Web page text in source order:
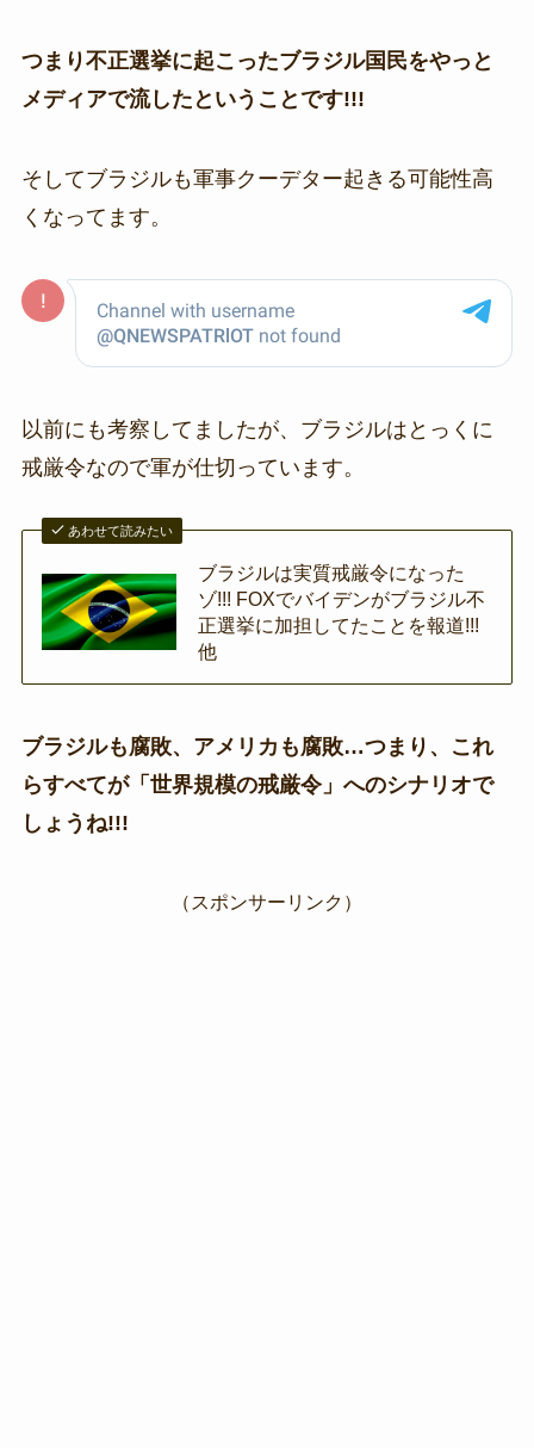
つまり不正選挙に起こったブラジル国民をやっと
メディアで流したということです!!!
そしてブラジルも軍事クーデター起きる可能性高
くなってます。
以前にも考察してましたが、ブラジルはとっくに
戒厳令なので軍が仕切っています。
あわせて読みたい
ブラジルは実質戒厳令になった
ゾ!!! FOXでバイデンがブラジル不
正選挙に加担してたことを報道!!!
他
ブラジルも腐敗、アメリカも腐敗…つまり、これ
らすべてが「世界規模の戒厳令」へのシナリオで
しょうね!!!
（スポンサーリンク）